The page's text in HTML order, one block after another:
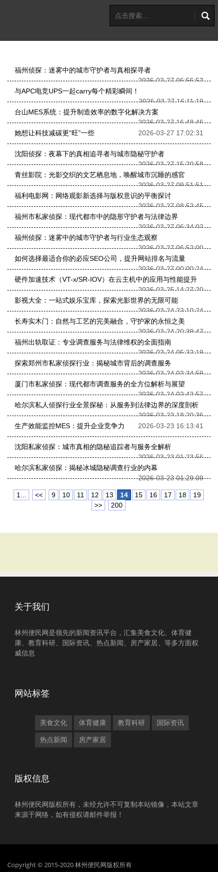
福州侦探：迷雾中的城市守护者与真相探寻者
2026-03-27 06:56:53
与APC电竞UPS一起carry每个精彩瞬间！
2026-03-27 16:11:19
台山MES系统：提升制造效率的数字化解决方案
2026-03-27 16:48:46
她想让科技减碳更“旺”一些
2026-03-27 17:02:31
沈阳侦探：夜幕下的真相追寻者与城市隐秘守护者
2026-03-27 15:20:58
青丝影院：光影交织的文艺栖息地，唤醒城市沉睡的感官
2026-03-27 09:51:51
福利电影网：网络观影新选择与版权意识的平衡探讨
2026-03-27 08:52:45
福州市私家侦探：现代都市中的隐形守护者与法律边界
2026-03-27 06:34:02
福州侦探：迷雾中的城市守护者与行业生态观察
2026-03-27 06:52:00
如何选择最适合你的必应SEO公司，提升网站排名与流量
2026-03-27 00:00:24
硬件加速技术（VT-x/SR-IOV）在云主机中的应用与性能提升
2026-03-25 14:27:20
影视大全：一站式娱乐宝库，探索光影世界的无限可能
2026-03-24 22:10:24
长寿实木门：自然与工艺的完美融合，守护家的永恒之美
2026-03-24 20:39:47
福州出轨取证：专业调查服务与法律维权的全面指南
2026-03-24 05:32:19
探索郑州市私家侦探行业：揭秘城市背后的调查服务
2026-03-24 03:34:59
厦门市私家侦探：现代都市调查服务的全方位解析与展望
2026-03-24 02:43:57
哈尔滨私人侦探行业全景探秘：从服务到法律边界的深度剖析
2026-03-23 18:20:36
生产效能监控MES：提升企业竞争力
2026-03-23 16:13:41
沈阳私家侦探：城市真相的隐秘追踪者与服务全解析
2026-03-23 01:23:56
哈尔滨私家侦探：揭秘冰城隐秘调查行业的内幕
2026-03-23 01:29:09
1... << 9 10 11 12 13 14 15 16 17 18
19
>>
200
关于我们
林州便民网是领先的新闻资讯平台，汇集美食文化、体育健
康、教育科研、国际资讯、热点新闻、房产家居、等多方面权
威信息
网站标签
美食文化 体育健康 教育科研 国际资讯
热点新闻 房产家居
版权信息
林州便民网版权所有，未经允许不可复制本站镜像，本站文章
来源于网络，如有侵权请邮件举报！
Copyright © 2015-2020 林州便民网版权所有